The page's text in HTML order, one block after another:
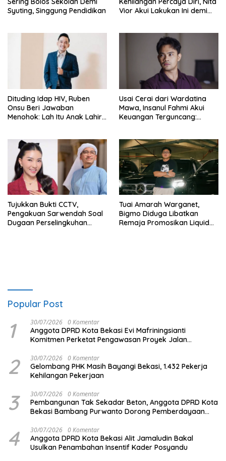
Syuting, Singgung Pendidikan
Vior Akui Lakukan Ini demi
Dituding Idap HIV, Ruben
Onsu Beri Jawaban
Menohok: Lah Itu Anak Lahir
Usai Cerai dari Wardatina
Mawa, Insanul Fahmi Akui
Keuangan Terguncang:
Tujukkan Bukti CCTV,
Pengakuan Sarwendah Soal
Dugaan Perselingkuhan
Tuai Amarah Warganet,
Bigmo Diduga Libatkan
Remaja Promosikan Liquid
Popular Post
1 30/07/2026 0 Komentar
Anggota DPRD Kota Bekasi Evi Mafriningsianti
Komitmen Perketat Pengawasan Proyek Jalan
2 30/07/2026 0 Komentar
Gelombang PHK Masih Bayangi Bekasi, 1.432 Pekerja
Kehilangan Pekerjaan
3 30/07/2026 0 Komentar
Pembangunan Tak Sekadar Beton, Anggota DPRD Kota
Bekasi Bambang Purwanto Dorong Pemberdayaan
4 30/07/2026 0 Komentar
Anggota DPRD Kota Bekasi Alit Jamaludin Bakal
Usulkan Penambahan Insentif Kader Posyandu